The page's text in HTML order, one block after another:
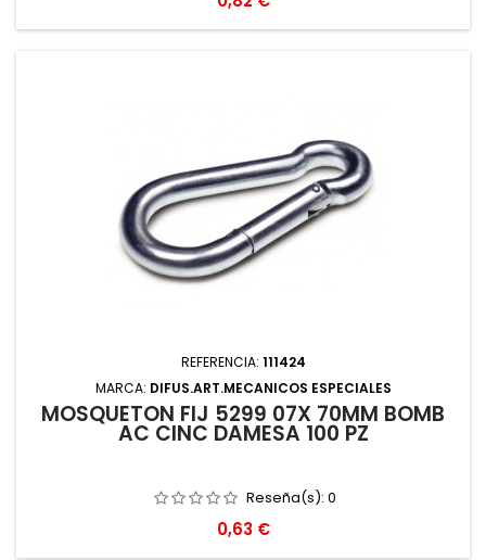
REFERENCIA: 111424
MARCA: DIFUS.ART.MECANICOS ESPECIALES
MOSQUETON FIJ 5299 07X 70MM BOMB
AC CINC DAMESA 100 PZ
Reseña(s): 0
Precio
0,63 €